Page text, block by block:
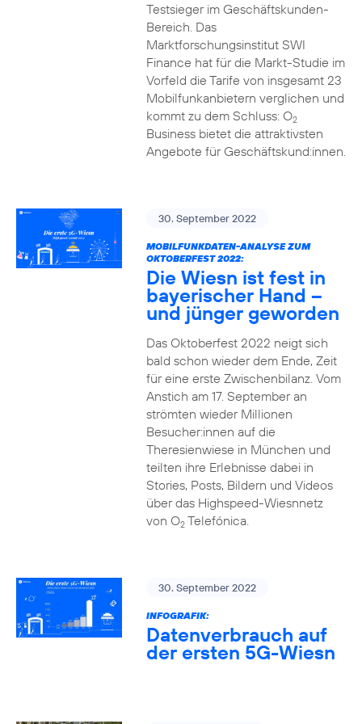
Testsieger im Geschäftskunden-
Bereich. Das
Marktforschungsinstitut SWI
Finance hat für die Markt-Studie im
Vorfeld die Tarife von insgesamt 23
Mobilfunkanbietern verglichen und
kommt zu dem Schluss: O2
Business bietet die attraktivsten
Angebote für Geschäftskund:innen.
30. September 2022
MOBILFUNKDATEN-ANALYSE ZUM
OKTOBERFEST 2022:
Die Wiesn ist fest in
bayerischer Hand –
und jünger geworden
Das Oktoberfest 2022 neigt sich
bald schon wieder dem Ende, Zeit
für eine erste Zwischenbilanz. Vom
Anstich am 17. September an
strömten wieder Millionen
Besucher:innen auf die
Theresienwiese in München und
teilten ihre Erlebnisse dabei in
Stories, Posts, Bildern und Videos
über das Highspeed-Wiesnnetz
von O2Telefónica.
30. September 2022
INFOGRAFIK:
Datenverbrauch auf
der ersten 5G-Wiesn